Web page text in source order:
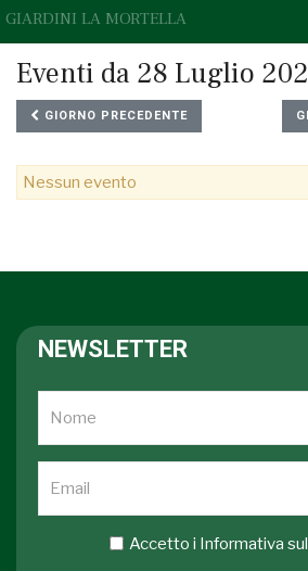
GIARDINI LA MORTELLA
Eventi da 28 Luglio
GIORNO PRECEDENTE
Nessun evento
NEWSLETTER
Accetto i Informativa